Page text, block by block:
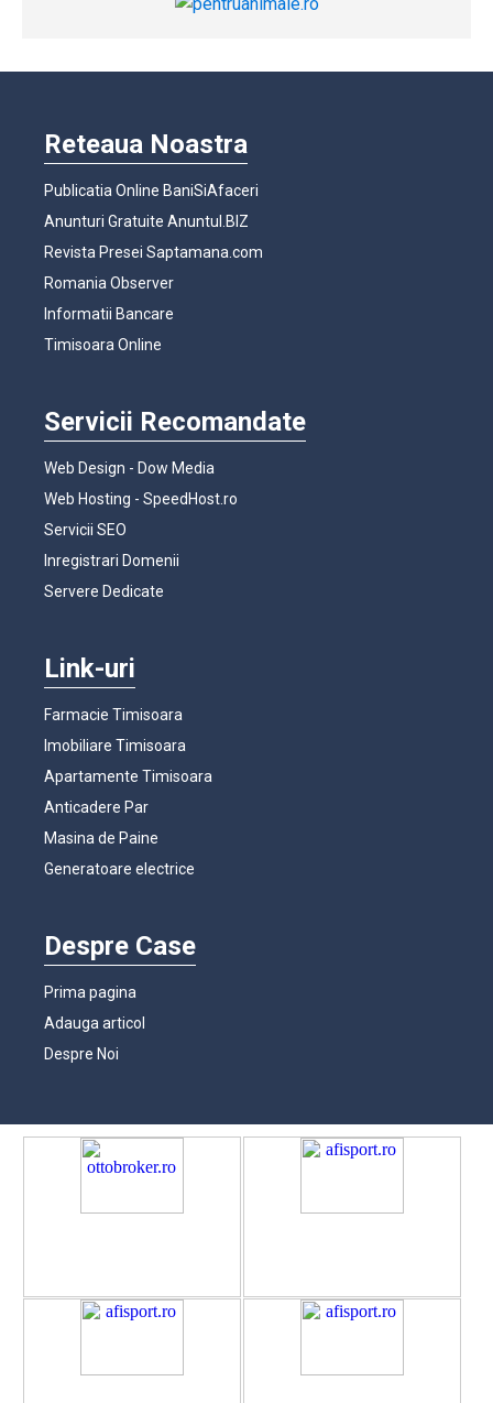
Reteaua Noastra
Publicatia Online BaniSiAfaceri
Anunturi Gratuite Anuntul.BIZ
Revista Presei Saptamana.com
Romania Observer
Informatii Bancare
Timisoara Online
Servicii Recomandate
Web Design - Dow Media
Web Hosting - SpeedHost.ro
Servicii SEO
Inregistrari Domenii
Servere Dedicate
Link-uri
Farmacie Timisoara
Imobiliare Timisoara
Apartamente Timisoara
Anticadere Par
Masina de Paine
Generatoare electrice
Despre Case
Prima pagina
Adauga articol
Despre Noi